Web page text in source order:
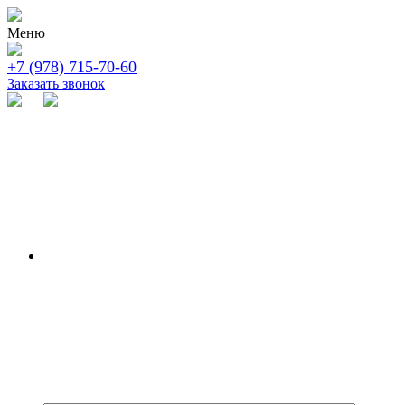
Меню
+7 (978) 715-70-60
Заказать звонок